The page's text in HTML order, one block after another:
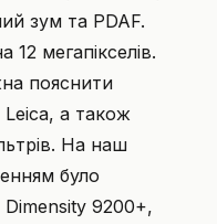
зум та PDAF.
мегапікселів.
пояснити
Leica, а також
На наш
було
9200+,